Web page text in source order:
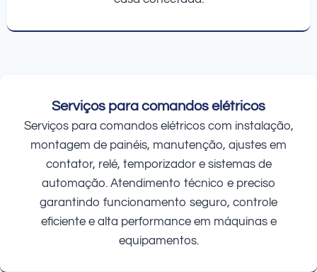
Serviços para comandos elétricos
Serviços para comandos elétricos com instalação,
montagem de painéis, manutenção, ajustes em
contator, relé, temporizador e sistemas de
automação. Atendimento técnico e preciso
garantindo funcionamento seguro, controle
eficiente e alta performance em máquinas e
equipamentos.